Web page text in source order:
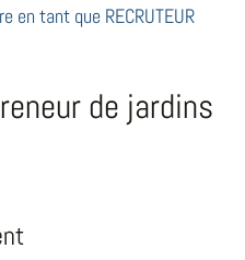
en tant que RECRUTEUR
de jardins